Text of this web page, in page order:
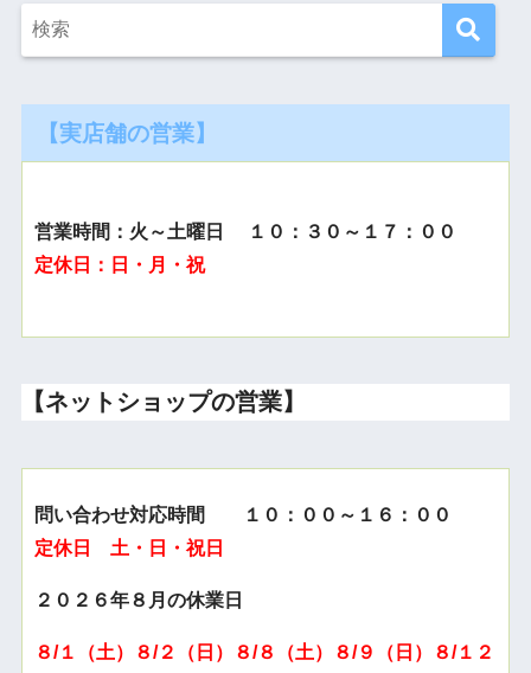
【実店舗の営業】
営業時間：火～土曜日 １０：３０～１７：００
定休日：日・月・祝
【ネットショップの営業】
問い合わせ対応時間 １０：００～１６：００
定休日 土・日・祝日
２０２６年８月の休業日
８/１（土）８/２（日）８/８（土）８/９（日）８/１２